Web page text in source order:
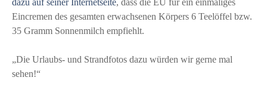
dazu auf seiner Internetseite, dass die EU für ein einmaliges
Eincremen des gesamten erwachsenen Körpers 6 Teelöffel bzw.
35 Gramm Sonnenmilch empfiehlt.
„Die Urlaubs- und Strandfotos dazu würden wir gerne mal
sehen!“